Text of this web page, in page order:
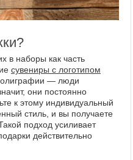
в наборы как часть
сувениры с логотипом
— люди
они постоянно
к этому индивидуальный
стиль, и вы получаете
подход усиливает
действительно